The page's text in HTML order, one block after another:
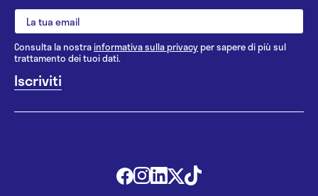
Consulta la nostrainformativa sulla privacy per sapere di più sul
trattamento dei tuoi dati.